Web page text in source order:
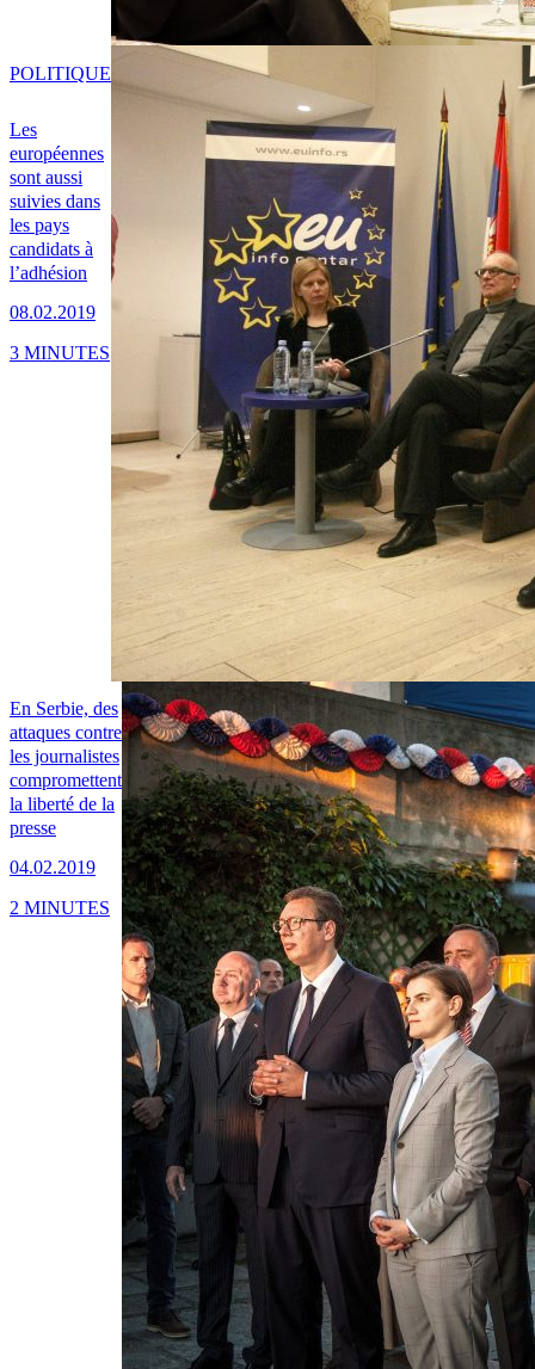
Les
européennes
sont aussi
suivies dans
les pays
candidats à
l’adhésion
08.02.2019
POLITIQUE
3 MINUTES
En Serbie, des
attaques contre
les journalistes
compromettent
la liberté de la
presse
04.02.2019
2 MINUTES